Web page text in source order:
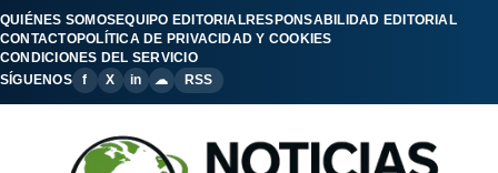
QUIÉNES SOMOSEQUIPO EDITORIALRESPONSABILIDAD EDITORIAL
CONTACTOPOLÍTICA DE PRIVACIDAD Y COOKIES
CONDICIONES DEL SERVICIO
SÍGUENOS
f X in ☁ RSS